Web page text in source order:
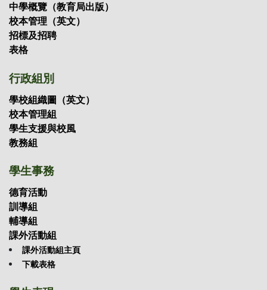
中學概覽（教育局出版）
校本管理（英文）
招標及招聘
表格
行政組別
學校組織圖（英文）
校本管理組
學生支援與校風
教務組
學生事務
德育活動
訓導組
輔導組
課外活動組
課外活動組主頁
下載表格